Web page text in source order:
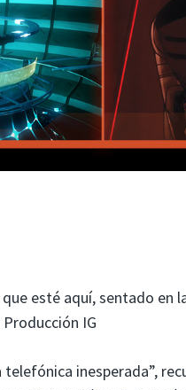
esté aquí, sentado en
IG
inesperada”,